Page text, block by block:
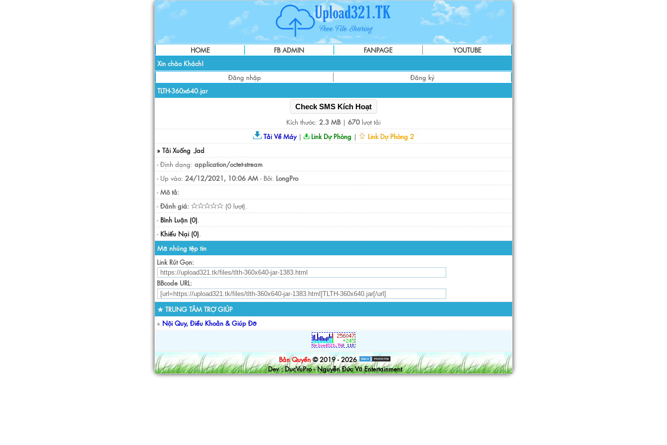
HOME FB ADMIN FANPAGE
YOUTUBE
Xin chào Khách!
Đăng nhập
Đăng ký
TLTH-360x640.jar
Check SMS Kích Hoạt
Kích thước: 2.3 MB| 670 lượt tải
Tải Về Máy| Link Dự Phòng |
Link Dự Phòng 2
» Tải Xuống .Jad
- Định dạng: application/octet-stream
- Up vào: 24/12/2021, 10:06 AM - Bởi: LongPro
- Mô tả:
- Đánh giá:
(0 lượt).
- Bình Luận (0).
- Khiếu Nại (0).
Mã nhúng tệp tin
Link Rút Gọn:
BBcode URL:
★ TRUNG TÂM TRỢ GIÚP
» Nội Quy, Điều Khoản & Giúp Đỡ
Bản Quyền © 2019 - 2026
Dev : DucVuPro - Nguyễn Đức Vũ Entertainment